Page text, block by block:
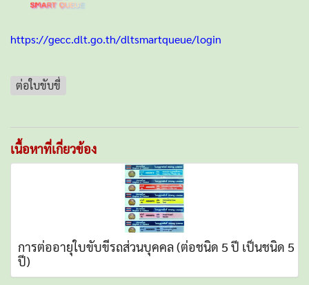
https://gecc.dlt.go.th/dltsmartqueue/login
ต่อใบขับขี่
เนื้อหาที่เกี่ยวข้อง
การต่ออายุใบขับขี่รถส่วนบุคคล (ต่อชนิด 5 ปี เป็นชนิด 5
ปี)